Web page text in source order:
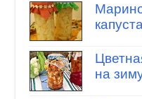
на